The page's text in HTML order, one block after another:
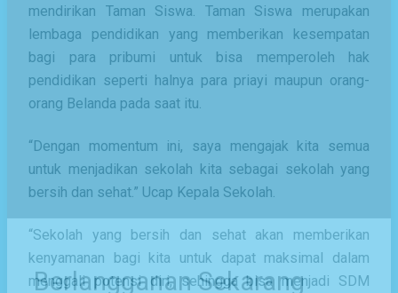
mendirikan Taman Siswa. Taman Siswa merupakan
lembaga pendidikan yang memberikan kesempatan
bagi para pribumi untuk bisa memperoleh hak
pendidikan seperti halnya para priayi maupun orang-
orang Belanda pada saat itu.
“Dengan momentum ini, saya mengajak kita semua
untuk menjadikan sekolah kita sebagai sekolah yang
bersih dan sehat.” Ucap Kepala Sekolah.
“Sekolah yang bersih dan sehat akan memberikan
kenyamanan bagi kita untuk dapat maksimal dalam
menggali potensi diri, sehingga bisa menjadi SDM